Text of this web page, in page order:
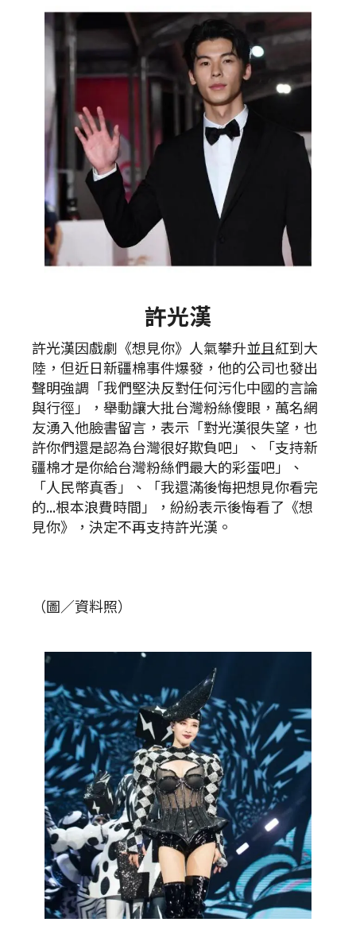
許光漢
許光漢因戲劇《想見你》人氣攀升並且紅到大
陸，但近日新疆棉事件爆發，他的公司也發出
聲明強調「我們堅決反對任何污化中國的言論
與行徑」，舉動讓大批台灣粉絲傻眼，萬名網
友湧入他臉書留言，表示「對光漢很失望，也
許你們還是認為台灣很好欺負吧」、「支持新
疆棉才是你給台灣粉絲們最大的彩蛋吧」、
「人民幣真香」、「我還滿後悔把想見你看完
的...根本浪費時間」，紛紛表示後悔看了《想
見你》，決定不再支持許光漢。
（圖／資料照）